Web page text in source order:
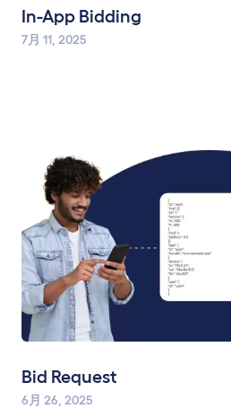
In-App Bidding
7月 11, 2025
Bid Request
6月 26, 2025